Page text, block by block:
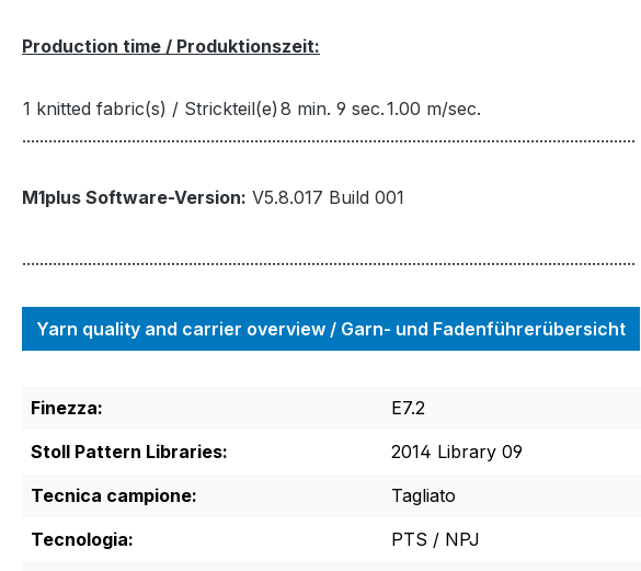
Production time / Produktionszeit:
1 knitted fabric(s) / Strickteil(e) 8 min. 9 sec.1.00 m/sec.
............................................................................................................................................
M1plus Software-Version: V5.8.017 Build 001
............................................................................................................................................
Yarn quality and carrier overview / Garn- und Fadenführerübersicht
Finezza:
E7.2
Stoll Pattern Libraries:
2014 Library 09
Tecnica campione:
Tagliato
Tecnologia:
PTS / NPJ